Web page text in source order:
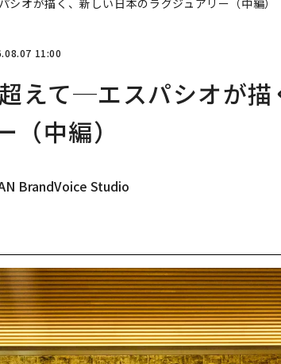
オが描く、新しい日本のラグジュアリー（中編）
11:00
えて─エスパシオが描
（中編）
BrandVoice Studio